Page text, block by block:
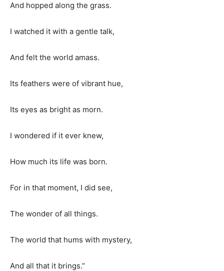
And hopped along the grass.
I watched it with a gentle talk,
And felt the world amass.
Its feathers were of vibrant hue,
Its eyes as bright as morn.
I wondered if it ever knew,
How much its life was born.
For in that moment, I did see,
The wonder of all things.
The world that hums with mystery,
And all that it brings.”